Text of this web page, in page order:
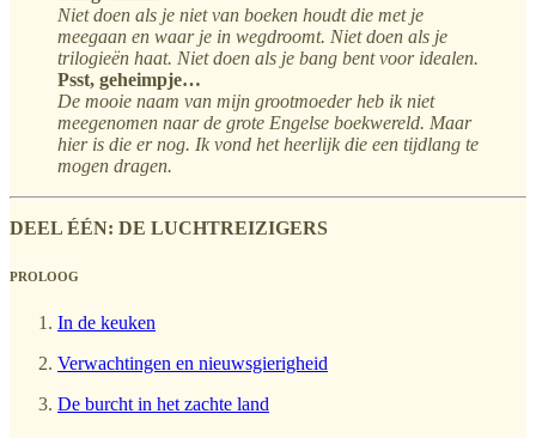
Niet doen als je niet van boeken houdt die met je
meegaan en waar je in wegdroomt. Niet doen als je
trilogieën haat. Niet doen als je bang bent voor idealen.
Psst, geheimpje…
De mooie naam van mijn grootmoeder heb ik niet
meegenomen naar de grote Engelse boekwereld. Maar
hier is die er nog. Ik vond het heerlijk die een tijdlang te
mogen dragen.
DEEL ÉÉN: DE LUCHTREIZIGERS
PROLOOG
In de keuken
Verwachtingen en nieuwsgierigheid
De burcht in het zachte land